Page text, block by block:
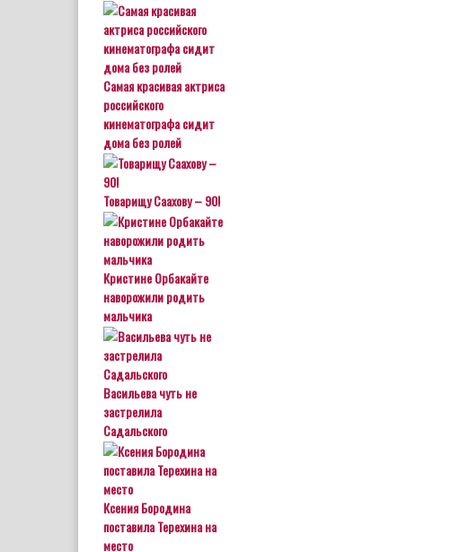
Самая красивая актриса
российского
кинематографа сидит
дома без ролей
Товарищу Саахову – 90!
Кристине Орбакайте
наворожили родить
мальчика
Васильева чуть не
застрелила
Садальского
Ксения Бородина
поставила Терехина на
место